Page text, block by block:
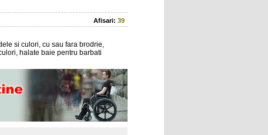
Afisari: 39
si culori, cu sau fara brodrie,
halate baie pentru barbati